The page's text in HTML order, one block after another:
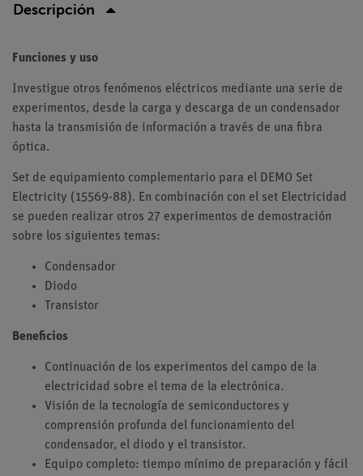
Descripción
Funciones y uso
Investigue otros fenómenos eléctricos mediante una serie de
experimentos, desde la carga y descarga de un condensador
hasta la transmisión de información a través de una fibra
óptica.
Set de equipamiento complementario para el DEMO Set
Electricity (15569-88). En combinación con el set Electricidad
se pueden realizar otros 27 experimentos de demostración
sobre los siguientes temas:
Condensador
Diodo
Transistor
Beneficios
Continuación de los experimentos del campo de la
electricidad sobre el tema de la electrónica.
Visión de la tecnología de semiconductores y
comprensión profunda del funcionamiento del
condensador, el diodo y el transistor.
Equipo completo: tiempo mínimo de preparación y fácil